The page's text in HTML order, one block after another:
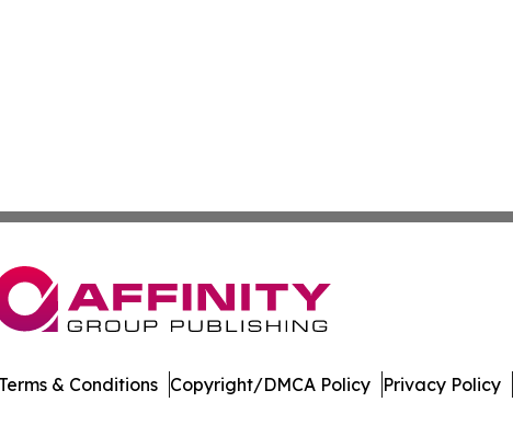
Terms & Conditions Copyright/DMCA Policy Privacy Policy